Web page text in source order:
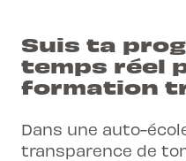
Suis ta
temps réel
formation
Dans une auto-
transparence de